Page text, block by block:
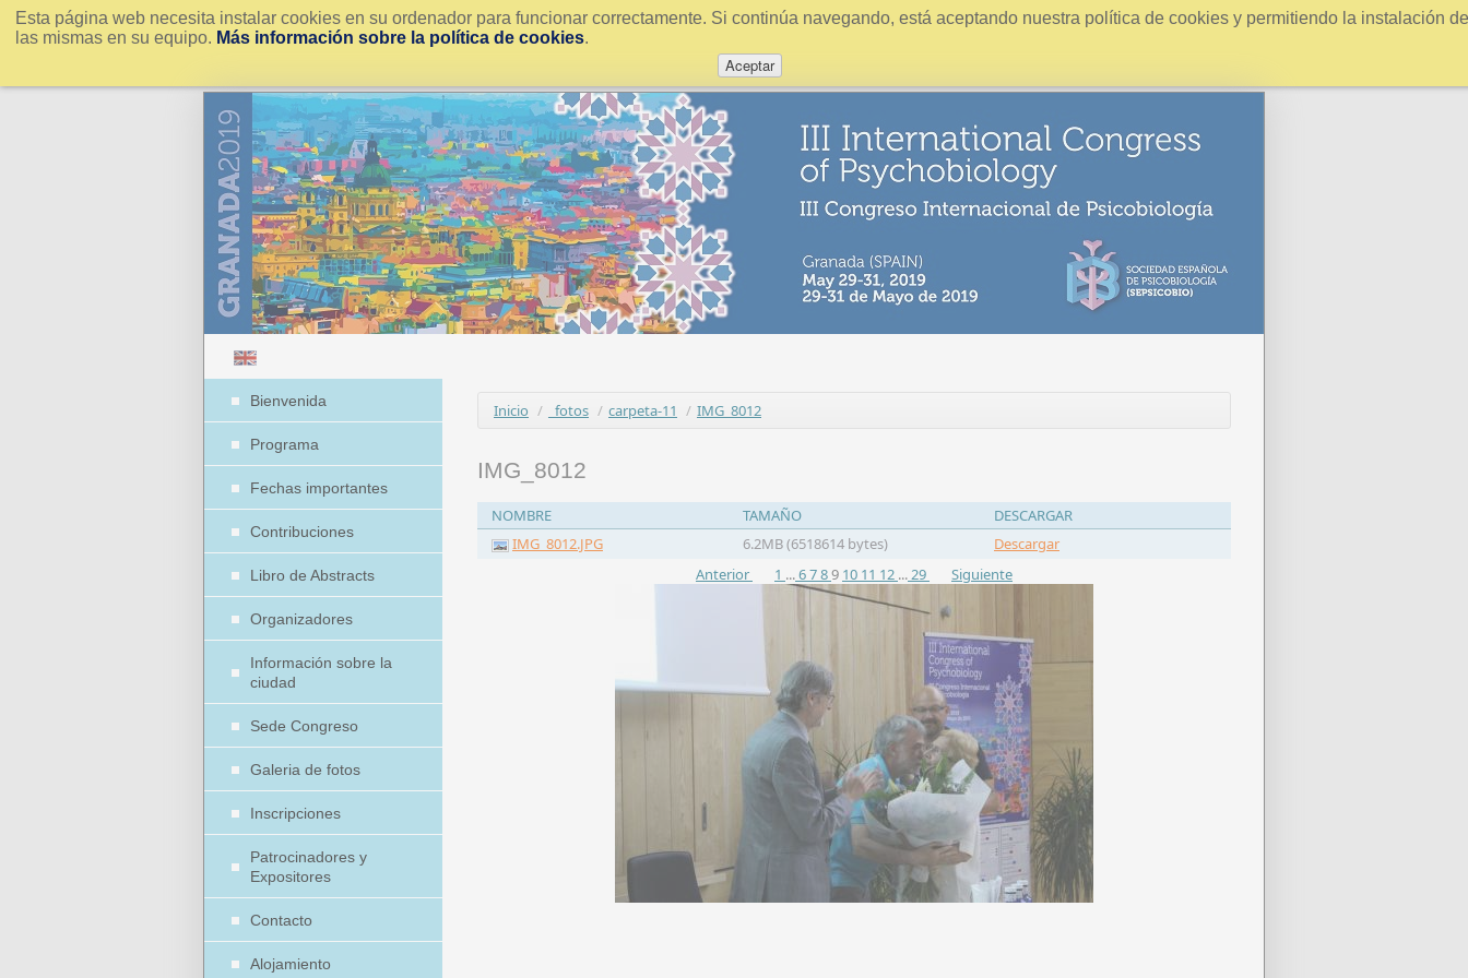
Esta página web necesita instalar cookies en su ordenador para funcionar correctamente. Si continúa navegando, está aceptando nuestra política de cookies y permitiendo la instalación de
las mismas en su equipo. Más información sobre la política de cookies.
Aceptar
Bienvenida
Programa
Fechas importantes
Contribuciones
Libro de Abstracts
Organizadores
Información sobre la
ciudad
Sede Congreso
Galeria de fotos
Inscripciones
Patrocinadores y
Expositores
Contacto
Alojamiento
Inicio / _fotos / carpeta-11 / IMG_8012
IMG_8012
NOMBRE TAMAÑO
DESCARGAR
IMG_8012.JPG
6.2MB (6518614 bytes)
Descargar
Anterior
1 ...6789 10 11 12 ...29 Siguiente